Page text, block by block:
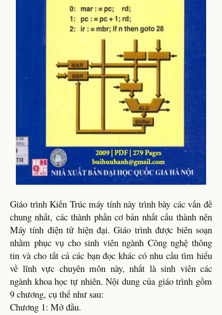
Giáo trình Kiến Trúc máy tính này trình bày các vấn đề
chung nhất, các thành phần cơ bản nhất cấu thành nên
Máy tính điện tử hiện đại. Giáo trình được biên soạn
nhằm phục vụ cho sinh viên ngành Công nghệ thông
tin và cho tất cả các bạn đọc khác có nhu cầu tìm hiểu
về lĩnh vực chuyên môn này, nhất là sinh viên các
ngành khoa học tự nhiên. Nội dung của giáo trình gồm
9 chương, cụ thể như sau:
Chương 1: Mở đầu.